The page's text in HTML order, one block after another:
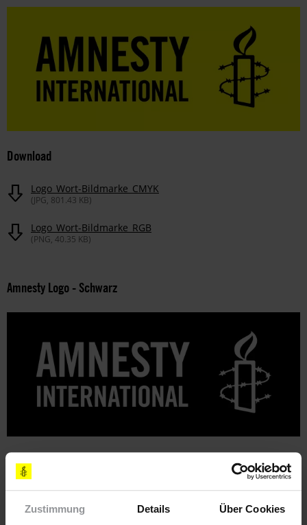
Zustimmung Details Über Cookies
Download
Logo_Wort-Bildmarke_CMYK
(JPG, 801.43 KB)
Logo_Wort-Bildmarke_RGB
(PNG, 40.35 KB)
Amnesty Logo - Schwarz
Download
Logo_Wort-Bildmarke_CMYK_Schwarz
(JPG, 797.46 KB)